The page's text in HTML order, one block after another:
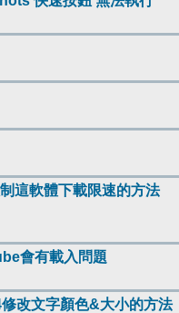
這軟體下載限速的方法
會有載入問題
改文字顏色&大小的方法